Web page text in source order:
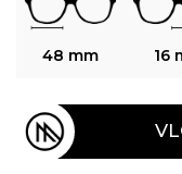
48 mm 16